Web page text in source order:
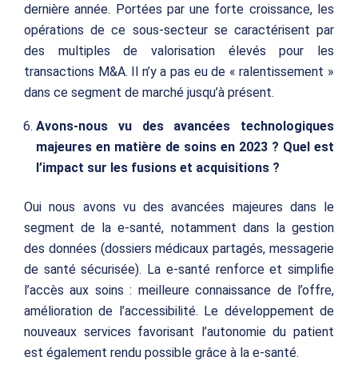
dernière année. Portées par une forte croissance, les
opérations de ce sous-secteur se caractérisent par
des multiples de valorisation élevés pour les
transactions M&A. Il n’y a pas eu de « ralentissement »
dans ce segment de marché jusqu’à présent.
Avons-nous vu des avancées technologiques
majeures en matière de soins en 2023 ? Quel est
l’impact sur les fusions et acquisitions ?
Oui nous avons vu des avancées majeures dans le
segment de la e-santé, notamment dans la gestion
des données (dossiers médicaux partagés, messagerie
de santé sécurisée). La e-santé renforce et simplifie
l’accès aux soins : meilleure connaissance de l’offre,
amélioration de l’accessibilité. Le développement de
nouveaux services favorisant l’autonomie du patient
est également rendu possible grâce à la e-santé.